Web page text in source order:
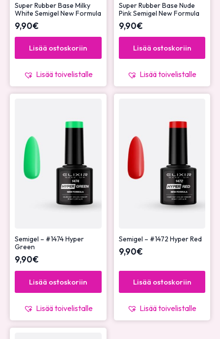
Super Rubber Base Milky
White Semigel New Formula
9,90€
Lisää ostoskoriin
Lisää toivelistalle
Super Rubber Base Nude
Pink Semigel New Formula
9,90€
Lisää ostoskoriin
Lisää toivelistalle
Semigel – #1474 Hyper
Green
9,90€
Lisää ostoskoriin
Lisää toivelistalle
Semigel – #1472 Hyper Red
9,90€
Lisää ostoskoriin
Lisää toivelistalle